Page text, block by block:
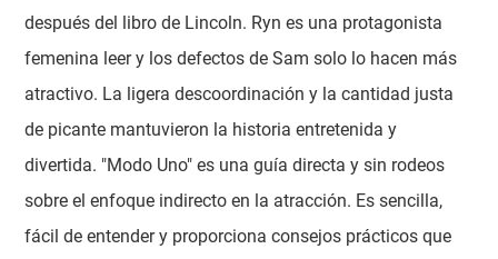
después del libro de Lincoln. Ryn es una protagonista
femenina leer y los defectos de Sam solo lo hacen más
atractivo. La ligera descoordinación y la cantidad justa
de picante mantuvieron la historia entretenida y
divertida. "Modo Uno" es una guía directa y sin rodeos
sobre el enfoque indirecto en la atracción. Es sencilla,
fácil de entender y proporciona consejos prácticos que